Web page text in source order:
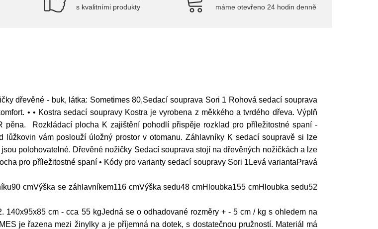
s kvalitními produkty máme otevřeno 24 hodin denně
dřevěné - buk, látka: Sometimes 80,Sedací souprava Sori 1 Rohová sedací souprava
• • Kostra sedací soupravy Kostra je vyrobena z měkkého a tvrdého dřeva. Výplň
Rozkládací plocha K zajištění pohodlí přispěje rozklad pro příležitostné spaní -
vám poslouží úložný prostor v otomanu. Záhlavníky K sedací soupravě si lze
polohovatelné. Dřevěné nožičky Sedací souprava stojí na dřevěných nožičkách a lze
pro příležitostné spaní • Kódy pro varianty sedací soupravy Sori 1Levá variantaPravá
cmVýška se záhlavníkem116 cmVýška sedu48 cmHloubka155 cmHloubka sedu52
140x95x85 cm - cca 55 kgJedná se o odhadované rozměry + - 5 cm / kg s ohledem na
je řazena mezi žinylky a je příjemná na dotek, s dostatečnou pružností. Materiál má